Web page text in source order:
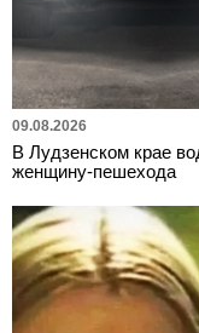
09.08.2026
В Лудзенском крае
женщину-пешехода